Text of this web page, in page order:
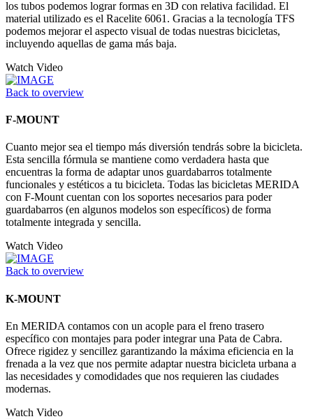
los tubos podemos lograr formas en 3D con relativa facilidad. El
material utilizado es el Racelite 6061. Gracias a la tecnología TFS
podemos mejorar el aspecto visual de todas nuestras bicicletas,
incluyendo aquellas de gama más baja.
Watch Video
Back to overview
F-MOUNT
Cuanto mejor sea el tiempo más diversión tendrás sobre la bicicleta.
Esta sencilla fórmula se mantiene como verdadera hasta que
encuentras la forma de adaptar unos guardabarros totalmente
funcionales y estéticos a tu bicicleta. Todas las bicicletas MERIDA
con F-Mount cuentan con los soportes necesarios para poder
guardabarros (en algunos modelos son específicos) de forma
totalmente integrada y sencilla.
Watch Video
Back to overview
K-MOUNT
En MERIDA contamos con un acople para el freno trasero
específico con montajes para poder integrar una Pata de Cabra.
Ofrece rigidez y sencillez garantizando la máxima eficiencia en la
frenada a la vez que nos permite adaptar nuestra bicicleta urbana a
las necesidades y comodidades que nos requieren las ciudades
modernas.
Watch Video